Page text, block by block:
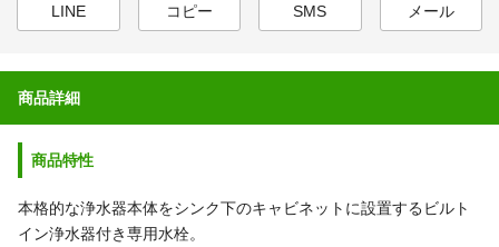
LINE コピー SMS メール
商品詳細
商品特性
本格的な浄水器本体をシンク下のキャビネットに設置するビルト
イン浄水器付き専用水栓。